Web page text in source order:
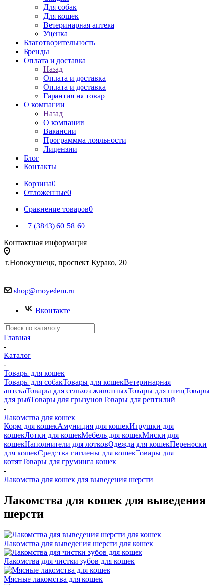
Для собак
Для кошек
Ветеринарная аптека
Уценка
Благотворительность
Бренды
Оплата и доставка
Назад
Оплата и доставка
Оплата и доставка
Гарантия на товар
О компании
Назад
О компании
Вакансии
Программма лояльности
Лицензии
Блог
Контакты
Корзина0
Отложенные0
Сравнение товаров0
+7 (3843) 60-58-60
Контактная информация
г.Новокузнецк, проспект Курако, 20
shop@moyedem.ru
Вконтакте
Главная
-
Каталог
-
Товары для кошек
Товары для собакТовары для кошекВетеринарная
аптекаТовары для сельхоз животныхТовары для птицТовары
для рыбТовары для грызуновТовары для рептилий
-
Лакомства для кошек
Корм для кошекАмуниция для кошекИгрушки для
кошекЛотки для кошекМебель для кошекМиски для
кошекНаполнители для лотковОдежда для кошекПереноски
для кошекСредства гигиены для кошекТовары для
котятТовары для груминга кошек
-
Лакомства для кошек для выведения шерсти
Лакомства для кошек для выведения
шерсти
Лакомства для выведения шерсти для кошек
Лакомства для чистки зубов для кошек
Мясные лакомства для кошек